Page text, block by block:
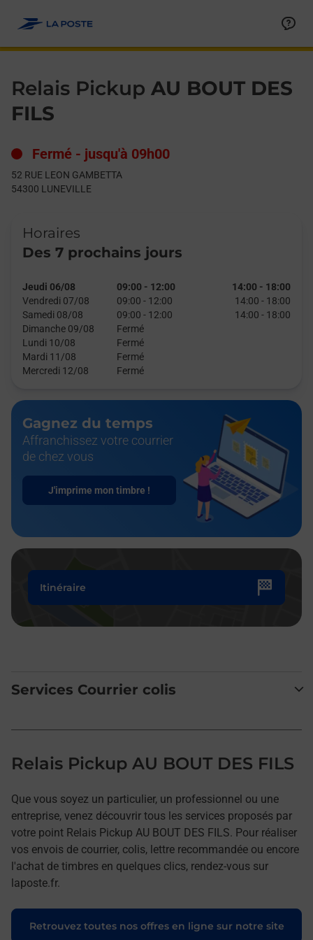
Relais Pickup AU BOUT DES
FILS
Fermé - jusqu'à 09h00
52 RUE LEON GAMBETTA
54300 LUNEVILLE
Horaires
Des 7 prochains jours
Jeudi 06/08 09:00 - 12:00 14:00 - 18:00
Vendredi 07/08
09:00 - 12:00 14:00 - 18:00
Samedi 08/08
09:00 - 12:00 14:00 - 18:00
Dimanche 09/08
Fermé
Lundi 10/08
Fermé
Mardi 11/08
Fermé
Mercredi 12/08
Fermé
Gagnez du temps
Affranchissez votre courrier
de chez vous
J'imprime mon timbre !
Itinéraire
Services Courrier colis
Relais Pickup AU BOUT DES FILS
Que vous soyez un particulier, un professionnel ou une
entreprise, venez découvrir tous les services proposés par
votre point Relais Pickup AU BOUT DES FILS. Pour réaliser
vos envois de courrier, colis, lettre recommandée ou encore
l'achat de timbres en quelques clics, rendez-vous sur
laposte.fr.
Retrouvez toutes nos offres en ligne sur notre site